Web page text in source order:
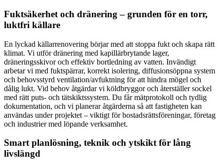
Fuktsäkerhet och dränering – grunden för en torr,
luktfri källare
En lyckad källarrenovering börjar med att stoppa fukt och skapa rätt
klimat. Vi utför dränering med kapillärbrytande lager,
dräneringsskivor och effektiv bortledning av vatten. Invändigt
arbetar vi med fuktspärrar, korrekt isolering, diffusionsöppna system
och behovsstyrd ventilation/avfuktning för att hindra mögel och
dålig lukt. Vid behov åtgärdar vi köldbryggor och återställer sockel
med rätt puts- och tätskiktssystem. Du får mätprotokoll och tydlig
dokumentation, och vi planerar åtgärderna så att fastigheten kan
användas under projektet – viktigt för bostadsrättsföreningar, företag
och industrier med löpande verksamhet.
Smart planlösning, teknik och ytskikt för lång
livslängd